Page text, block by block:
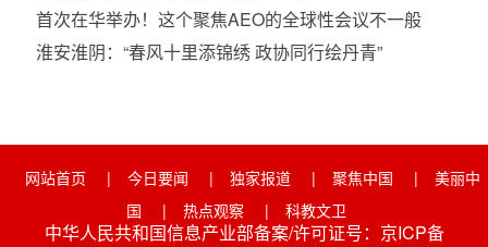
首次在华举办！这个聚焦AEO的全球性会议不一般
淮安淮阴：“春风十里添锦绣 政协同行绘丹青”
网站首页 | 今日要闻 | 独家报道 | 聚焦中国 |
美丽中
国
| 热点观察 | 科教文卫
中华人民共和国信息产业部备案/许可证号：京ICP备